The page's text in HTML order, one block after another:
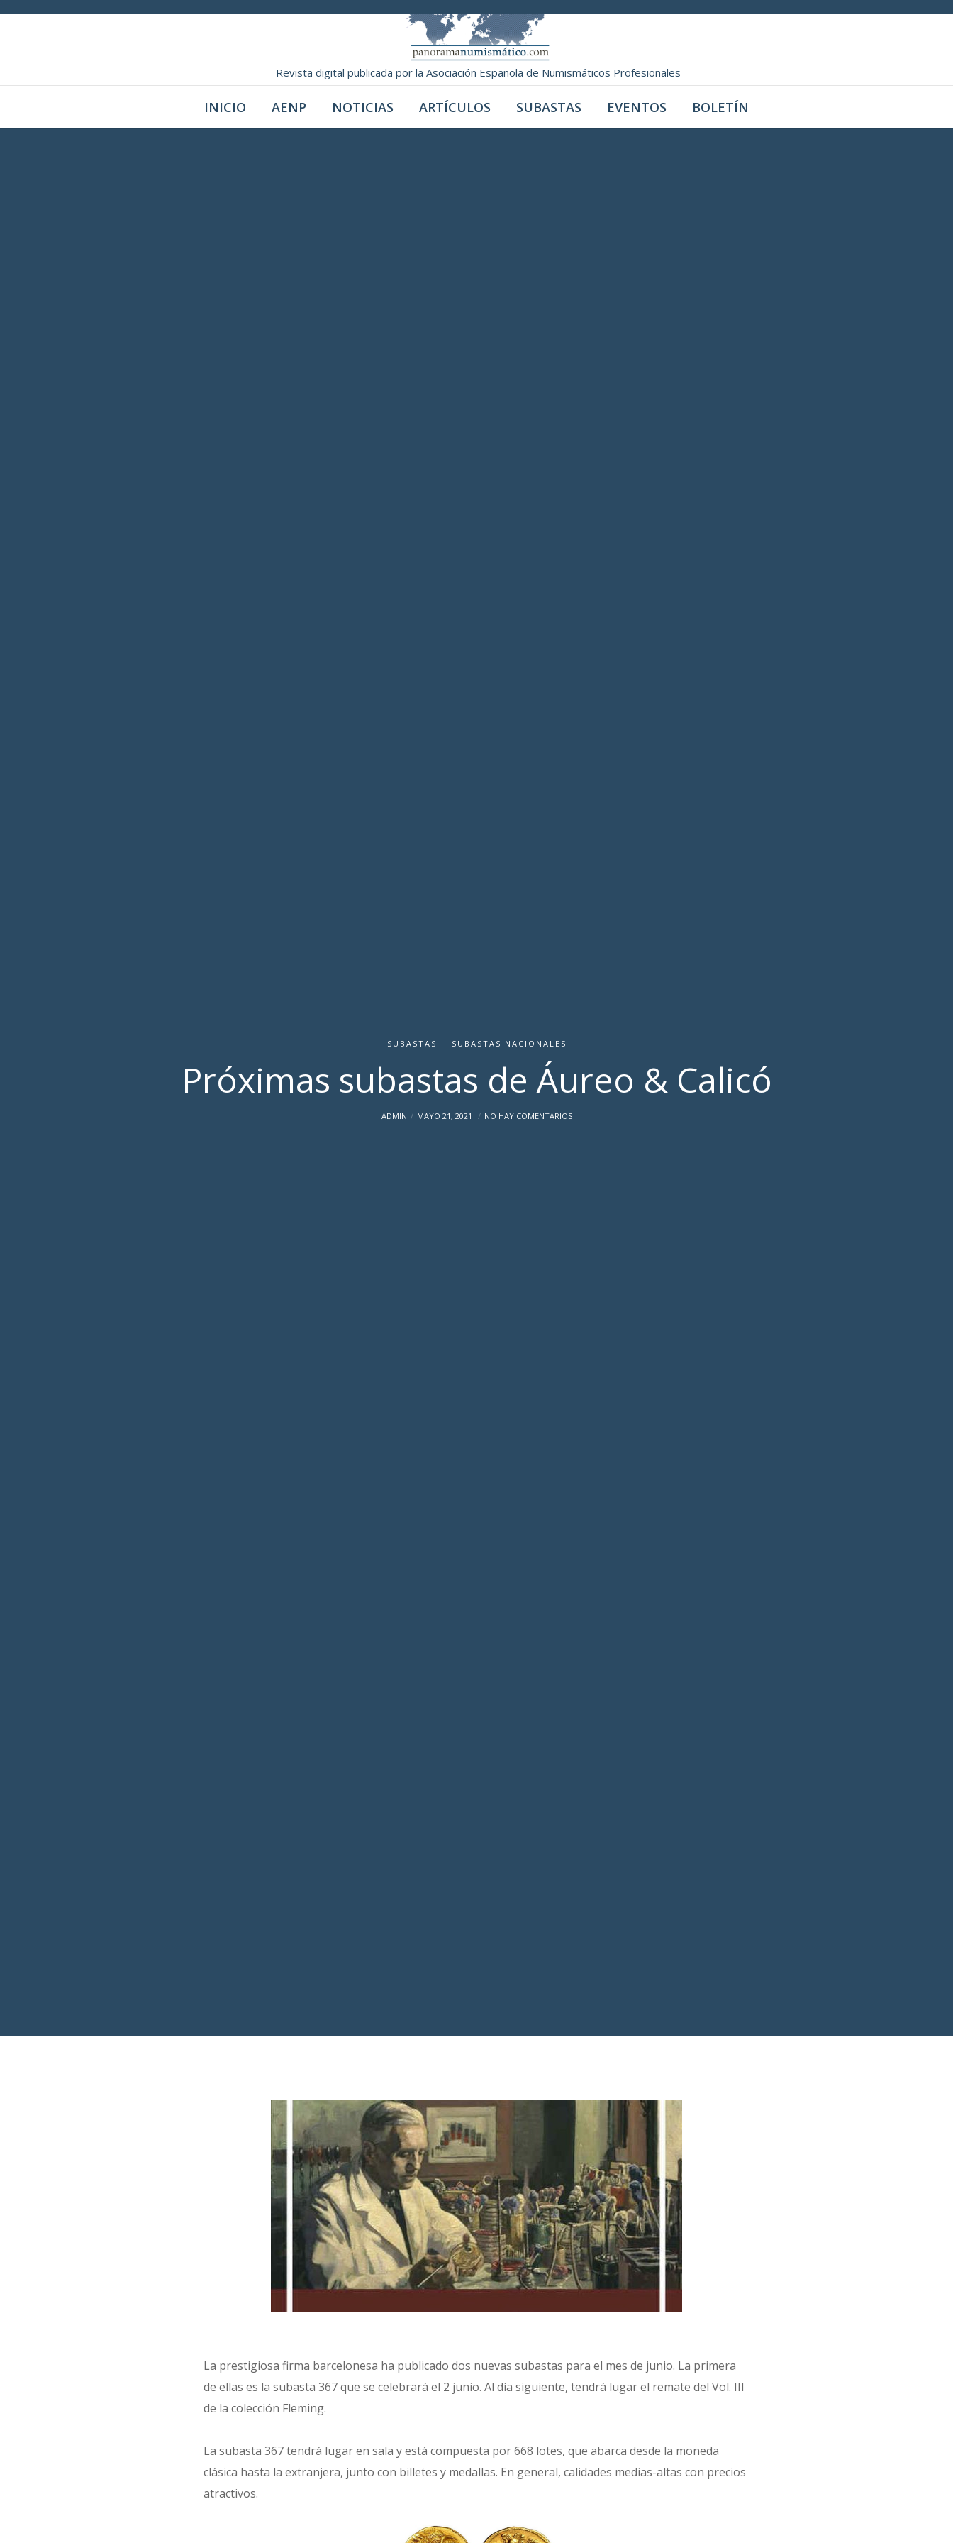
Revista digital publicada por la Asociación Española de Numismáticos Profesionales
INICIO AENP NOTICIAS ARTÍCULOS SUBASTAS EVENTOS BOLETÍN
SUBASTAS SUBASTAS NACIONALES
Próximas subastas de Áureo & Calicó
ADMIN MAYO 21, 2021 NO HAY COMENTARIOS
La prestigiosa firma barcelonesa ha publicado dos nuevas subastas para el mes de junio. La primera
de ellas es la subasta 367 que se celebrará el 2 junio. Al día siguiente, tendrá lugar el remate del Vol. III
de la colección Fleming.
La subasta 367 tendrá lugar en sala y está compuesta por 668 lotes, que abarca desde la moneda
clásica hasta la extranjera, junto con billetes y medallas. En general, calidades medias-altas con precios
atractivos.